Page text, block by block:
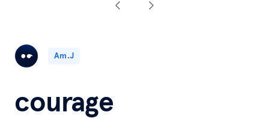
Am.J
courage